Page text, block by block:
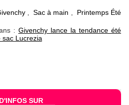
,Sac à main
Printemps Été
: Givenchy lance la tendance été
sac Lucrezia
SUR